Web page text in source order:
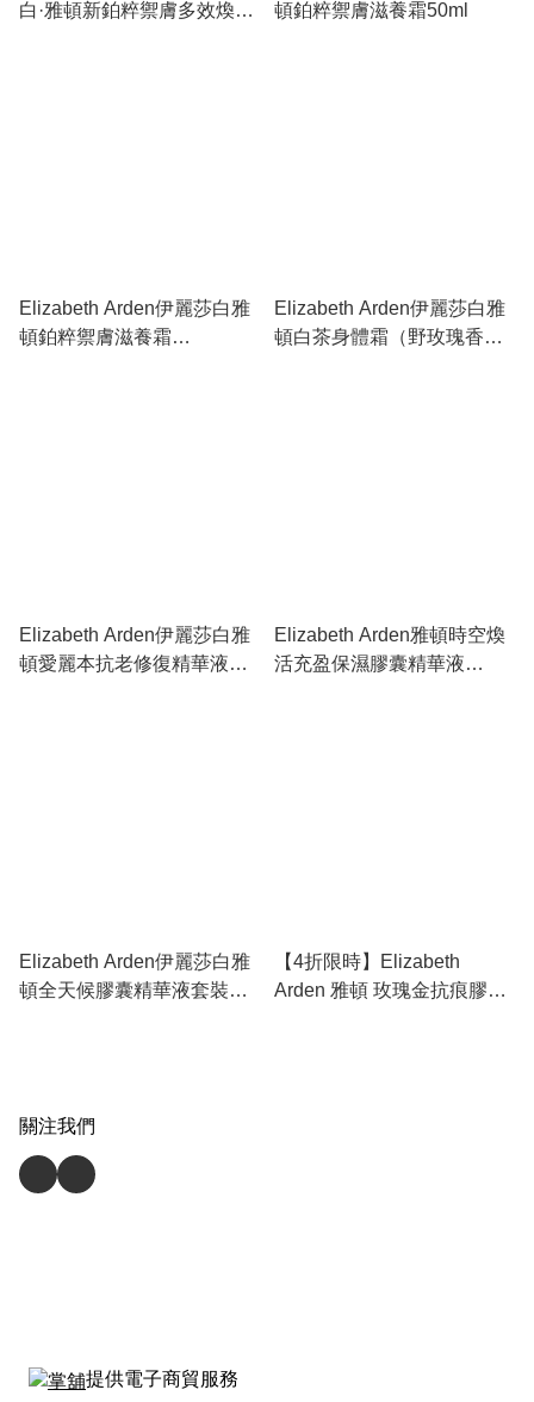
白·雅頓新鉑粹禦膚多效煥顏
頓鉑粹禦膚滋養霜50ml
Elizabeth Arden伊麗莎白雅
頓鉑粹禦膚滋養霜
Elizabeth Arden伊麗莎白雅
頓白茶身體霜（野玫瑰香
Elizabeth Arden伊麗莎白雅
頓愛麗本抗老修復精華液
Elizabeth Arden雅頓時空煥
活充盈保濕膠囊精華液
Elizabeth Arden伊麗莎白雅
頓全天候膠囊精華液套裝
【4折限時】Elizabeth
Arden 雅頓 玫瑰金抗痕膠囊
關注我們
提供電子商貿服務